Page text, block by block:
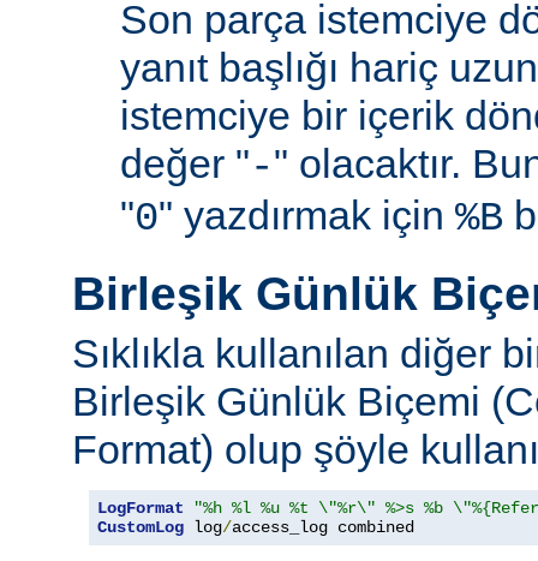
Son parça istemciye
yanıt başlığı hariç
istemciye bir içerik
değer "-" olacaktır.
"0" yazdırmak için %B
Birleşik Günlük
Sıklıkla kullanılan diğer
Birleşik Günlük Biçemi
Format) olup şöyle
LogFormat
"%h %l %u %t \"%r\" %>s %b
CustomLog log/access_log combined